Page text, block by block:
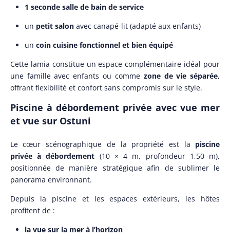
1 seconde salle de bain de service
un petit salonavec canapé-lit (adapté aux enfants)
un coin cuisine fonctionnel et bien équipé
Cette lamia constitue un espace complémentaire idéal pour
une famille avec enfants ou comme zone de vie séparée,
offrant flexibilité et confort sans compromis sur le style.
Piscine à débordement privée avec vue mer
et vue sur Ostuni
Le cœur scénographique de la propriété est la piscine
privée à débordement (10 × 4 m, profondeur 1,50 m),
positionnée de manière stratégique afin de sublimer le
panorama environnant.
Depuis la piscine et les espaces extérieurs, les hôtes
profitent de :
la vue sur la mer à l’horizon